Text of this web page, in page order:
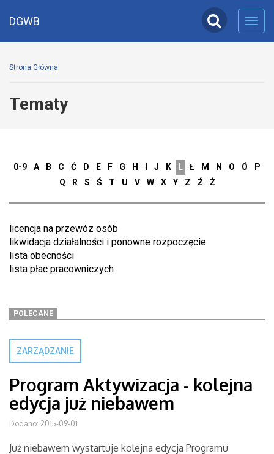
DGWB
Strona Główna
Tematy
0-9 A B C Ć D E F G H J K L Ł M N O Ó
P
Q
R S Ś T U V W X Y Z Ź Ż
licencja na przewóz osób
likwidacja działalności i ponowne rozpoczęcie
lista obecności
lista płac pracowniczych
POLECANE
ZARZĄDZANIE
Program Aktywizacja - kolejna
edycja już niebawem
Dodano: 2015-09-01
Już niebawem wystartuje kolejna edycja Programu